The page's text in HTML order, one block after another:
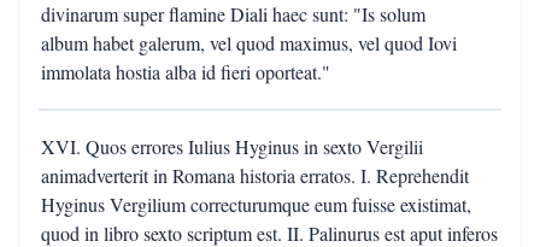
divinarum super flamine Diali haec sunt: "Is solum
album habet galerum, vel quod maximus, vel quod Iovi
immolata hostia alba id fieri oporteat."
XVI. Quos errores Iulius Hyginus in sexto Vergilii
animadverterit in Romana historia erratos. I. Reprehendit
Hyginus Vergilium correcturumque eum fuisse existimat,
quod in libro sexto scriptum est. II. Palinurus est aput inferos